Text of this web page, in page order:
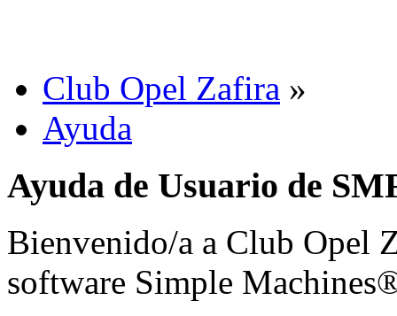
Club Opel Zafira »
Ayuda
Ayuda de Usuario de
Bienvenido/a a Club Opel
software Simple